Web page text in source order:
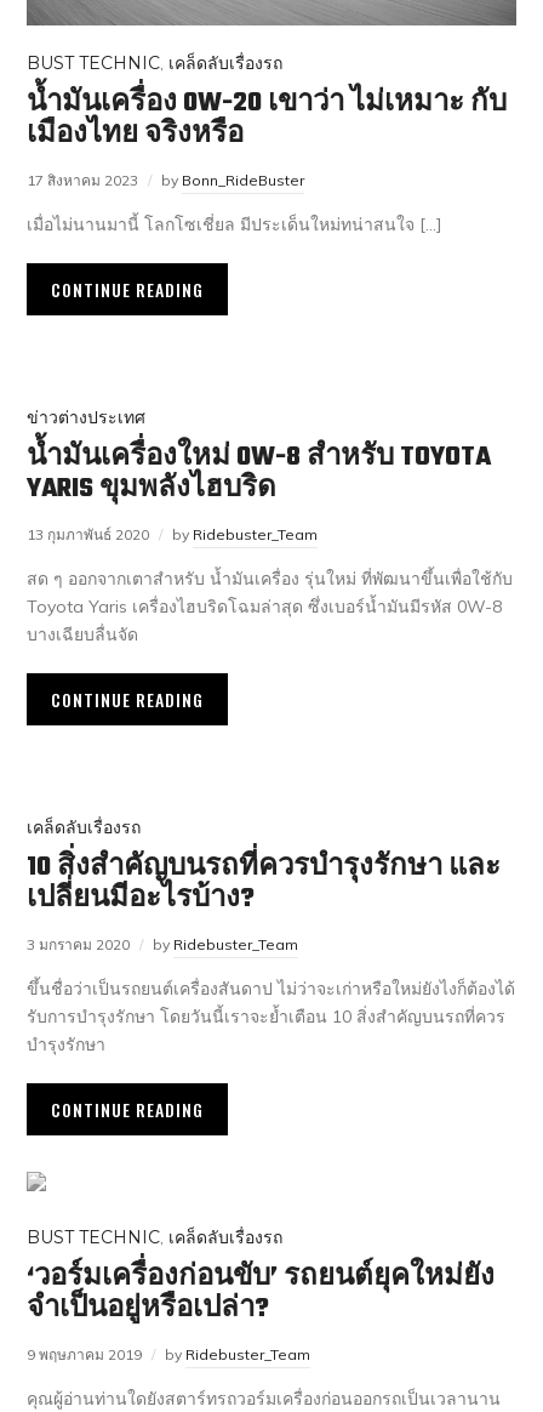
BUST TECHNIC, เคล็ดลับเรื่องรถ
น้ำมันเครื่อง 0W-20 เขาว่า ไม่เหมาะ กับ
เมืองไทย จริงหรือ
17 สิงหาคม 2023 by Bonn_RideBuster
เมื่อไม่นานมานี้ โลกโซเชี่ยล มีประเด็นใหม่ทน่าสนใจ […]
CONTINUE READING
ข่าวต่างประเทศ
น้ำมันเครื่องใหม่ 0W-8 สำหรับ TOYOTA
YARIS ขุมพลังไฮบริด
13 กุมภาพันธ์ 2020 by Ridebuster_Team
สด ๆ ออกจากเตาสำหรับ น้ำมันเครื่อง รุ่นใหม่ ที่พัฒนาขึ้นเพื่อใช้กับ
Toyota Yaris เครื่องไฮบริดโฉมล่าสุด ซึ่งเบอร์น้ำมันมีรหัส 0W-8
บางเฉียบลื่นจัด
CONTINUE READING
เคล็ดลับเรื่องรถ
10 สิ่งสำคัญบนรถที่ควรบำรุงรักษา และ
เปลี่ยนมีอะไรบ้าง?
3 มกราคม 2020 by Ridebuster_Team
ขึ้นชื่อว่าเป็นรถยนต์เครื่องสันดาป ไม่ว่าจะเก่าหรือใหม่ยังไงก็ต้องได้
รับการบำรุงรักษา โดยวันนี้เราจะย้ำเตือน 10 สิ่งสำคัญบนรถที่ควร
บำรุงรักษา
CONTINUE READING
BUST TECHNIC, เคล็ดลับเรื่องรถ
‘วอร์มเครื่องก่อนขับ’ รถยนต์ยุคใหม่ยัง
จำเป็นอยู่หรือเปล่า?
9 พฤษภาคม 2019 by Ridebuster_Team
คุณผู้อ่านท่านใดยังสตาร์ทรถวอร์มเครื่องก่อนออกรถเป็นเวลานาน